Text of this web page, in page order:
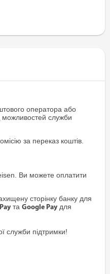
оператора або
можливостей служби
за переказ коштів.
Ви можете оплатити
сторінку банку для
таGoogle Pay для
служби підтримки!